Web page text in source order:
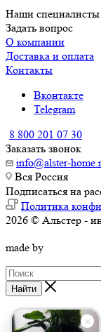
Наши специалисты
Задать вопрос
О компании
Доставка и оплата
Контакты
Вконтакте
Telegram
8 800 201 07 30
Заказать звонок
info@alster-
Вся Россия
Подписаться на
Политика
2026 © Альстер -
made by
Найти